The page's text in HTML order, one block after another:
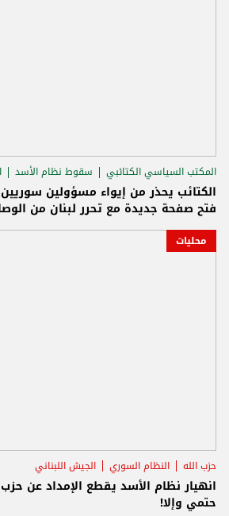
المكتب السياسي الكتائبي سقوط نظام الأسد
الكتائب يحذر من إيواء مسؤولين
فتح صفحة جديدة مع تحرر لبنان من
محليات
حزب الله النظام السوري الجيش اللبناني
انهيار نظام الأسد يقطع الإمداد عن حزب
حتمي وإلا!